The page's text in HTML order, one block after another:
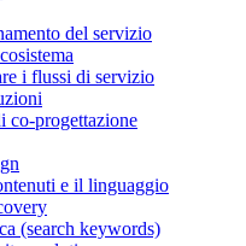
del servizio
i flussi di servizio
co-progettazione
e il linguaggio
(search keywords)